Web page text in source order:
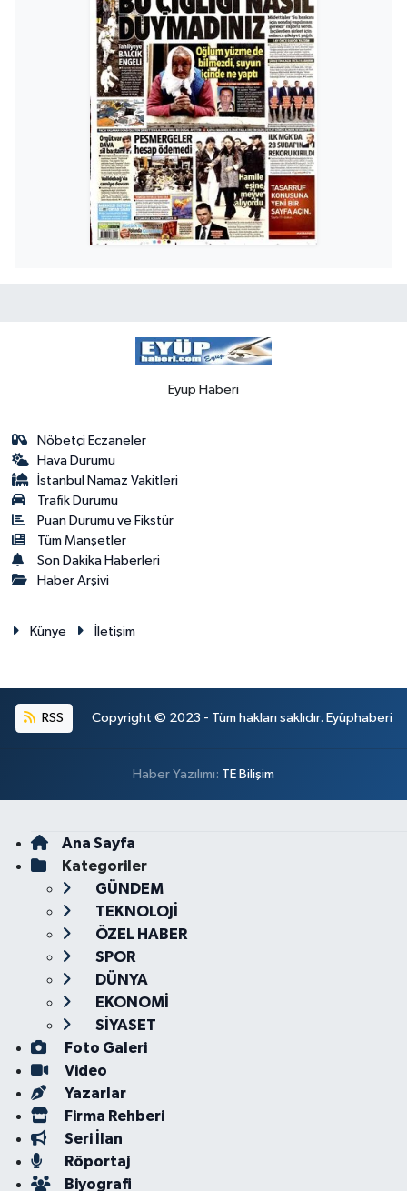
Eyup Haberi
Nöbetçi Eczaneler
Hava Durumu
İstanbul Namaz Vakitleri
Trafik Durumu
Puan Durumu ve Fikstür
Tüm Manşetler
Son Dakika Haberleri
Haber Arşivi
Künye İletişim
RSS Copyright © 2023 - Tüm hakları saklıdır. Eyüphaberi
Haber Yazılımı: TE Bilişim
Ana Sayfa
Kategoriler
GÜNDEM
TEKNOLOJİ
ÖZEL HABER
SPOR
DÜNYA
EKONOMİ
SİYASET
Foto Galeri
Video
Yazarlar
Firma Rehberi
Seri İlan
Röportaj
Biyografi